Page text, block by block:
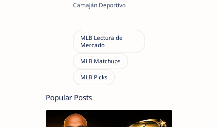
Camaján Deportivo
Popular Posts